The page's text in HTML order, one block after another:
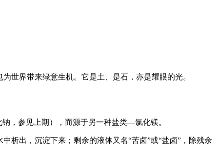
世界带来绿意生机。它是土、是石，亦是耀眼的光。
，参见上期），而源于另一种盐类—氯化镁。
析出，沉淀下来；剩余的液体又名“苦卤”或“盐卤”，除残余